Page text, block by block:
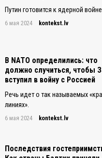
Путин готовится к ядерной
6 мая 2024 kontekst.lv
В NATO определились: что
должно случиться, чтобы
вступил в войну с Россией
Речь идет о так называемых
линиях».
6 мая 2024 kontekst.lv
Последствия